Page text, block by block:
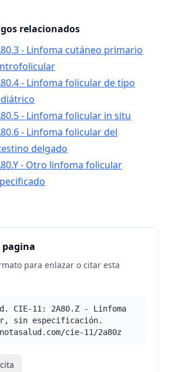
relacionados
- Linfoma cutáneo primario
- Linfoma folicular de tipo
- Linfoma folicular in situ
- Linfoma folicular del
delgado
- Otro linfoma folicular
pagina
para enlazar o citar esta
CIE-11: 2A80.Z - Linfoma
sin especificación.
cie-11/2a80z